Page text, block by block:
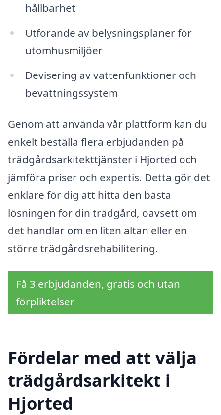
hållbarhet
Utförande av belysningsplaner för
utomhusmiljöer
Devisering av vattenfunktioner och
bevattningssystem
Genom att använda vår plattform kan du
enkelt beställa flera erbjudanden på
trädgårdsarkitekttjänster i Hjorted och
jämföra priser och expertis. Detta gör det
enklare för dig att hitta den bästa
lösningen för din trädgård, oavsett om
det handlar om en liten altan eller en
större trädgårdsrehabilitering.
Få 3 erbjudanden, gratis och utan
förpliktelser
Fördelar med att välja
trädgårdsarkitekt i
Hjorted